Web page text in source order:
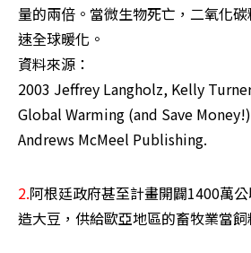
量的兩倍。當微生物死亡，二氧化
速全球暖化。
資料來源：
2003 Jeffrey Langholz, Kelly
Global Warming (and Save Money!)
Andrews McMeel Publishing.
2.阿根廷政府甚至計畫開闢1400萬
造大豆，供給歐亞地區的畜牧業當飼